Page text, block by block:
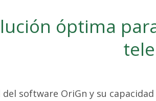
óptima
software OriGn y su